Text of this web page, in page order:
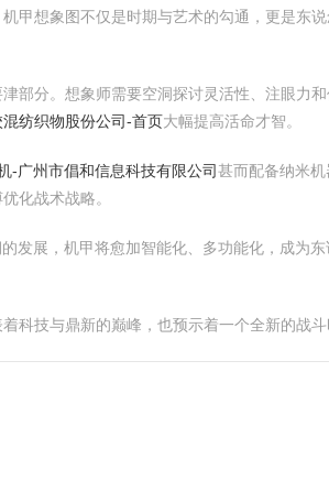
甲想象图不仅是时期与艺术的勾通，更是东
部分。想象师需要空洞探讨灵活性、注眼力
混纺织物股份公司-首页大幅提高活命才智。
-广州市倡和信息科技有限公司甚而配备纳米机
化战术战略。
发展，机甲将愈加智能化、多功能化，成为
科技与鼎新的巅峰，也预示着一个全新的战斗